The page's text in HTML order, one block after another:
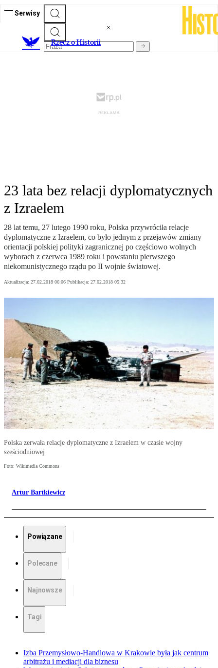
Serwisy
Rzecz o Historii
23 lata bez relacji dyplomatycznych
z Izraelem
28 lat temu, 27 lutego 1990 roku, Polska przywróciła relacje
dyplomatyczne z Izraelem, co było jednym z przejawów zmiany
orientacji polskiej polityki zagranicznej po częściowo wolnych
wyborach z czerwca 1989 roku i powstaniu pierwszego
niekomunistycznego rządu po II wojnie światowej.
Aktualizacja: 27.02.2018 06:06 Publikacja: 27.02.2018 05:32
Polska zerwała relacje dyplomatyczne z Izraelem w czasie wojny
sześciodniowej
Foto: Wikimedia Commons
Artur Bartkiewicz
Powiązane
Polecane
Najnowsze
Tagi
Izba Przemysłowo-Handlowa w Krakowie była jak centrum
arbitrażu i mediacji dla biznesu